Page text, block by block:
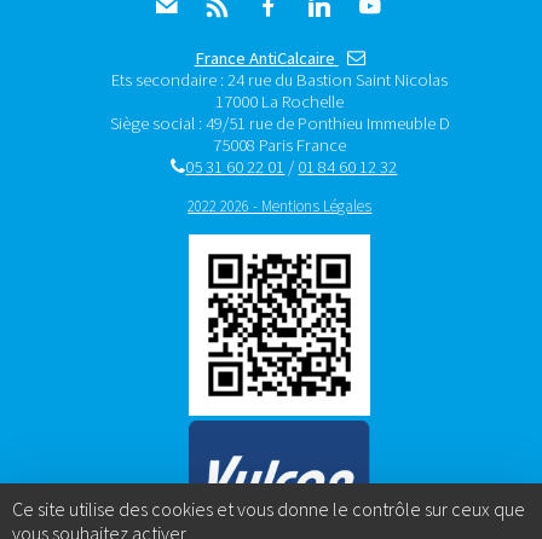
Ce site utilise des cookies et vous donne le contrôle sur ceux que
vous souhaitez activer
France AntiCalcaire
Ets secondaire : 24 rue du Bastion Saint Nicolas
17000 La Rochelle
Siège social :49/51 rue de Ponthieu Immeuble D
75008 Paris France
05 31 60 22 01 / 01 84 60 12 32
2022 2026 - Mentions Légales